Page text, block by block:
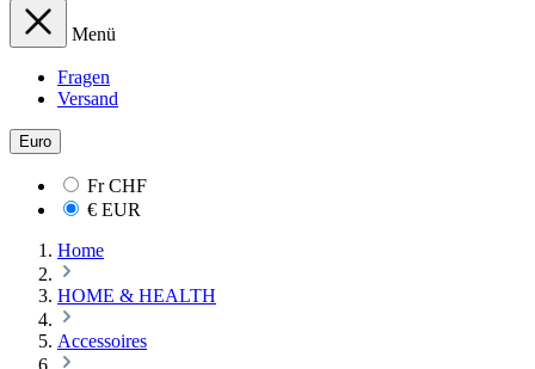
Menü
Fragen
Versand
Euro
FrCHF
€ EUR
Home
HOME & HEALTH
Accessoires